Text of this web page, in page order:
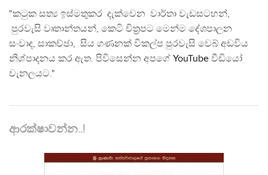
"කටුක සත්‍ය ඉස්මතුකර දැක්වෙන වාර්තා වැඩසටහන්,
පුරවැසි වෘතාන්තයන්, කෙටි චිත්‍රපට මෙන්ම දේශපාලන
සංවාද, සාකච්ඡා, සිය ගණනක් විකල්ප පුරවැසි වෙබ් අඩවිය
නිශ්පාදනය කර ඇත. පිවිසෙන්න අපගේ YouTube වීඩියෝ
චැනලයට."
ආරක්ෂාවන්න..!